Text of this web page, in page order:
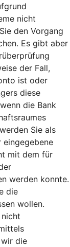
nicht
den Vorgang
Es gibt aber
der Fall,
ist oder
diese
die Bank
Sie als
eingegebene
mit dem für
werden konnte.
die
wollen.
die